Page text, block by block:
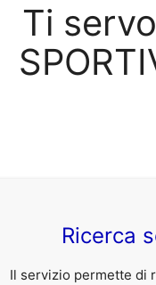
Ti
Ricerca
Il servizio permette di